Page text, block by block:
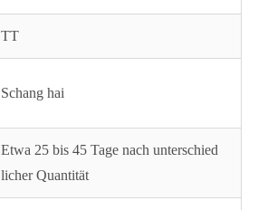
TT
Schang hai
Etwa 25 bis 45 Tage nach unterschied
licher Quantität